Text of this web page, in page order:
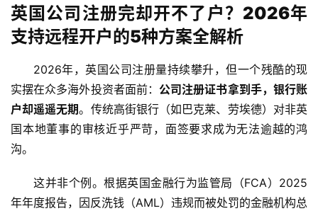
英国公司注册完却开不了户？2026年
支持远程开户的5种方案全解析
2026年，英国公司注册量持续攀升，但一个残酷的现
实摆在众多海外投资者面前： 公司注册证书拿到手，银行账
户却遥遥无期。传统高街银行（如巴克莱、劳埃德）对非英
国本地董事的审核近乎严苛，面签要求成为无法逾越的鸿
沟。
这并非个例。根据英国金融行为监管局（FCA）2025
年年度报告，因反洗钱（AML）违规而被处罚的金融机构总